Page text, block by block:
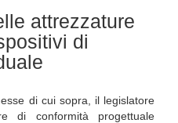
attrezzature
di
di cui sopra, il legislatore
di conformità progettuale